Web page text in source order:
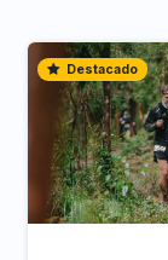
Destacado